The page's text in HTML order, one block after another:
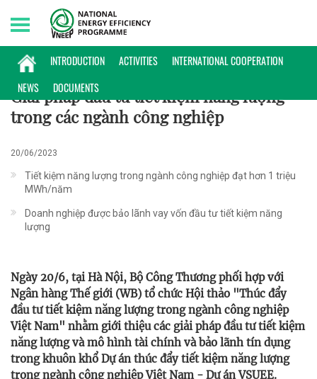
INTRODUCTION ACTIVITIES
INTERNATIONAL COOPERATION
NEWS
DOCUMENTS
Sunday, 09/08/2026 | 14:43 GMT+7
HOẠT ĐỘNG
Giải pháp đầu tư tiết kiệm năng lượng
trong các ngành công nghiệp
20/06/2023
Tiết kiệm năng lượng trong ngành công nghiệp đạt hơn 1 triệu
MWh/năm
Doanh nghiệp được bảo lãnh vay vốn đầu tư tiết kiệm năng
lượng
Ngày 20/6, tại Hà Nội, Bộ Công Thương phối hợp với
Ngân hàng Thế giới (WB) tổ chức Hội thảo "Thúc đẩy
đầu tư tiết kiệm năng lượng trong ngành công nghiệp
Việt Nam" nhằm giới thiệu các giải pháp đầu tư tiết kiệm
năng lượng và mô hình tài chính và bảo lãnh tín dụng
trong khuôn khổ Dự án thúc đẩy tiết kiệm năng lượng
trong ngành công nghiệp Việt Nam - Dự án VSUEE.